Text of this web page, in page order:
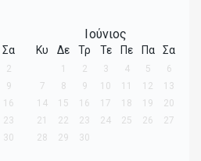
Σα
2
9
16
23
30
Ιούνιος
Κυ Δε Τρ Τε Πε Πα Σα
1 2 3 4 5
6
7
8 9 10 11 12
13
14
15 16 17 18 19
20
21
22 23 24 25 26
27
28
29 30